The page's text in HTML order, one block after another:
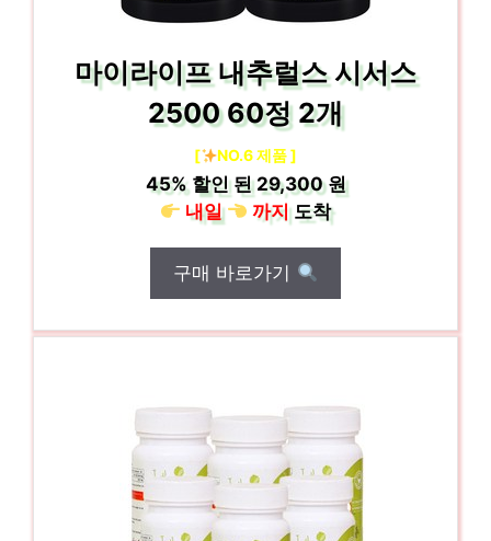
마이라이프 내추럴스 시서스
2500 60정 2개
[ NO.6 제품 ]
45%할인 된29,300 원
내일
까지도착
구매 바로가기